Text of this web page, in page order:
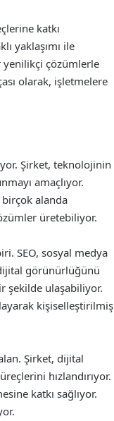
katkı
yaklaşımı ile
çözümlerle
olarak, işletmelere
Şirket, teknolojinin
amaçlıyor.
alanda
üretebiliyor.
SEO, sosyal medya
görünürlüğünü
şekilde ulaşabiliyor.
kişiselleştirilmiş
Şirket, dijital
hızlandırıyor.
katkı sağlıyor.